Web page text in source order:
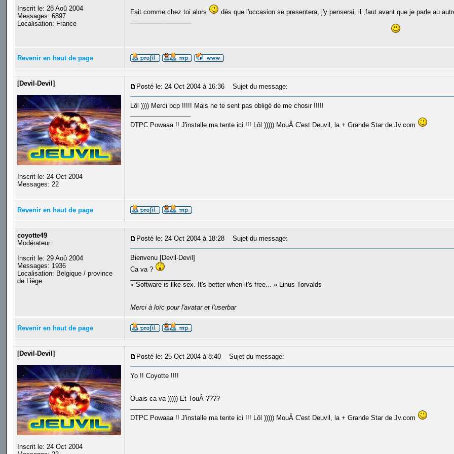
Inscrit le: 28 Aoû 2004
Messages: 6897
Localisation: France
Fait comme chez toi alors
dès que l'occasion se presentera, j'y penserai, il ,faut avant que je parle au
Revenir en haut de page
[Devil-Devil]
Inscrit le: 24 Oct 2004
Messages: 22
Posté le: 24 Oct 2004 à 16:36 Sujet du message:
Lôl )))) Merci bcp !!!!! Mais ne te sent pas obligé de me chosir !!!!!
DTPC Powaaa !! J'installe ma tente ici !!! Lôl ))))) MouÂ C'est Deuvil, la + Grande Star de Jv.com
Revenir en haut de page
coyotte49
Modérateur
Inscrit le: 29 Aoû 2004
Messages: 1936
Localisation: Belgique / province
de Liège
Posté le: 24 Oct 2004 à 18:28 Sujet du message:
Bienvenu [Devil-Devil]
Ca va ?
« Software is like sex. It's better when it's free... » Linus Torvalds
Merci à loïc pour l'avatar et l'userbar
Revenir en haut de page
[Devil-Devil]
Inscrit le: 24 Oct 2004
Posté le: 25 Oct 2004 à 8:40 Sujet du message:
Yo !! Coyotte !!!!
Ouais ca va ))))) Et TouÂ ????
DTPC Powaaa !! J'installe ma tente ici !!! Lôl ))))) MouÂ C'est Deuvil, la + Grande Star de Jv.com